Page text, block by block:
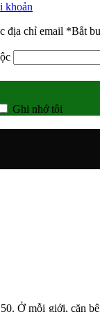
khoản
địa chỉ email *Bắt
Ghi nhớ tôi
Ở mỗi giới, căn